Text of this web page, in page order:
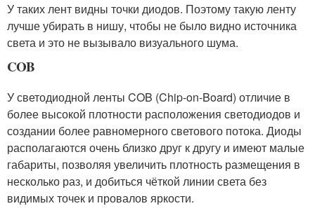
У таких лент видны точки диодов. Поэтому такую ленту
лучше убирать в нишу, чтобы не было видно источника
света и это не вызывало визуального шума.
COB
У светодиодной ленты COB (Chip-on-Board) отличие в
более высокой плотности расположения светодиодов и
создании более равномерного светового потока. Диоды
располагаются очень близко друг к другу и имеют малые
габариты, позволяя увеличить плотность размещения в
несколько раз, и добиться чёткой линии света без
видимых точек и провалов яркости.